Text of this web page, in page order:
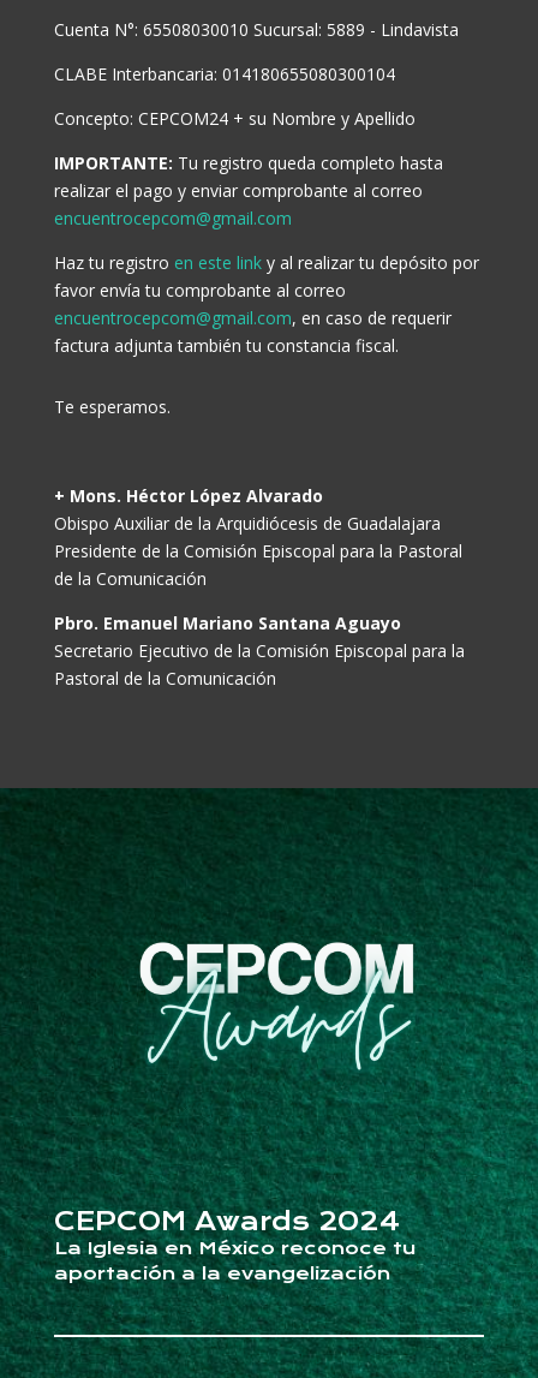
Cuenta N°: 65508030010 Sucursal: 5889 - Lindavista
CLABE Interbancaria: 014180655080300104
Concepto: CEPCOM24 + su Nombre y Apellido
IMPORTANTE: Tu registro queda completo hasta
realizar el pago y enviar comprobante al correo
encuentrocepcom@gmail.com
Haz tu registro en este linky al realizar tu depósito por
favor envía tu comprobante al correo
encuentrocepcom@gmail.com, en caso de requerir
factura adjunta también tu constancia fiscal.
Te esperamos.
+ Mons. Héctor López Alvarado
Obispo Auxiliar de la Arquidiócesis de Guadalajara
Presidente de la Comisión Episcopal para la Pastoral
de la Comunicación
Pbro. Emanuel Mariano Santana Aguayo
Secretario Ejecutivo de la Comisión Episcopal para la
Pastoral de la Comunicación
CEPCOM Awards 2024
La Iglesia en México reconoce tu
aportación a la evangelización